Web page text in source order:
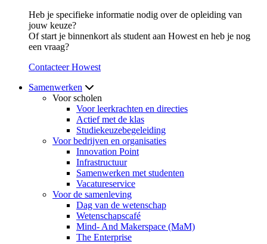
Heb je specifieke informatie nodig over de opleiding van
jouw keuze?
Of start je binnenkort als student aan Howest en heb je nog
een vraag?
Contacteer Howest
Samenwerken
Voor scholen
Voor leerkrachten en directies
Actief met de klas
Studiekeuzebegeleiding
Voor bedrijven en organisaties
Innovation Point
Infrastructuur
Samenwerken met studenten
Vacatureservice
Voor de samenleving
Dag van de wetenschap
Wetenschapscafé
Mind- And Makerspace (MaM)
The Enterprise